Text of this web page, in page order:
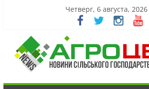
Четверг, 6 августа, 2026